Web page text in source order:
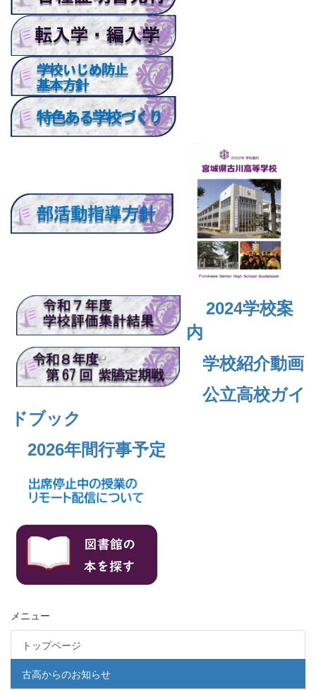
2024学校案
内
学校紹介動画
公立高校ガイ
ドブック
2026年間行事予定
メニュー
トップページ
古高からのお知らせ